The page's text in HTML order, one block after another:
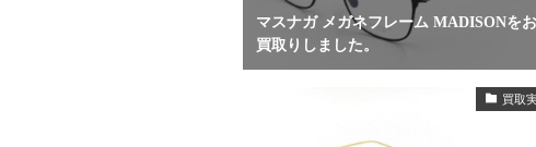
マスナガ メガネフレーム MADISONをお
買取りしました。
買取